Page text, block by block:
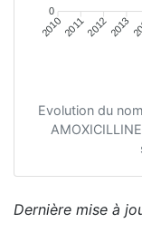
0
2010201120122013
Evolution du
Dernière mise à